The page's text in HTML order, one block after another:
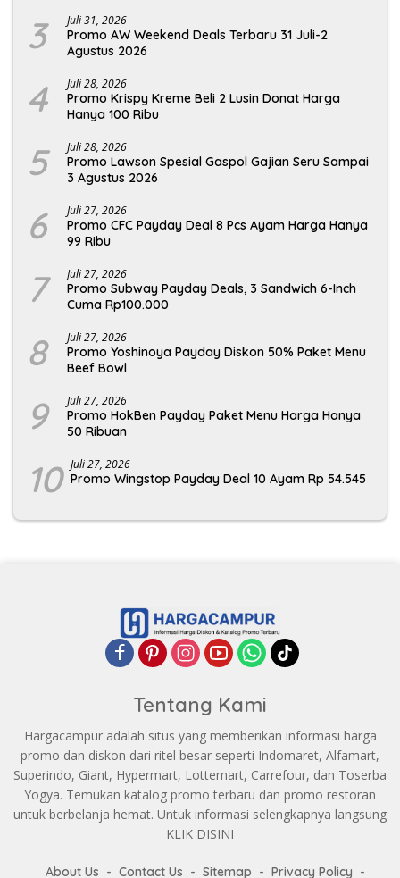
3 Juli 31, 2026
Promo AW Weekend Deals Terbaru 31 Juli-2
Agustus 2026
4 Juli 28, 2026
Promo Krispy Kreme Beli 2 Lusin Donat Harga
Hanya 100 Ribu
5 Juli 28, 2026
Promo Lawson Spesial Gaspol Gajian Seru Sampai
3 Agustus 2026
6 Juli 27, 2026
Promo CFC Payday Deal 8 Pcs Ayam Harga Hanya
99 Ribu
7 Juli 27, 2026
Promo Subway Payday Deals, 3 Sandwich 6-Inch
Cuma Rp100.000
8 Juli 27, 2026
Promo Yoshinoya Payday Diskon 50% Paket Menu
Beef Bowl
9 Juli 27, 2026
Promo HokBen Payday Paket Menu Harga Hanya
50 Ribuan
10 Juli 27, 2026
Promo Wingstop Payday Deal 10 Ayam Rp 54.545
Tentang Kami
Hargacampur adalah situs yang memberikan informasi harga
promo dan diskon dari ritel besar seperti Indomaret, Alfamart,
Superindo, Giant, Hypermart, Lottemart, Carrefour, dan Toserba
Yogya. Temukan katalog promo terbaru dan promo restoran
untuk berbelanja hemat. Untuk informasi selengkapnya langsung
KLIK DISINI
About Us Contact Us Sitemap Privacy Policy